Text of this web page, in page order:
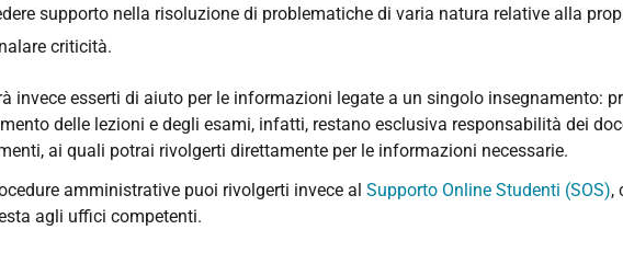
supporto nella risoluzione di problematiche di varia natura relative alla
criticità.
invece esserti di aiuto per le informazioni legate a un singolo insegnamento:
delle lezioni e degli esami, infatti, restano esclusiva responsabilità dei
ai quali potrai rivolgerti direttamente per le informazioni necessarie.
amministrative puoi rivolgerti invece al Supporto Online Studenti (SOS),
agli uffici competenti.